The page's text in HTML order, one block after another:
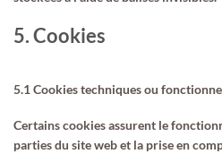
5. Cookies
5.1 Cookies techniques ou
Certains cookies assurent le
parties du site web et la prise en